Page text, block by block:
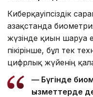
Киберқауіпсіздік
Қазақстанда
жүзінде қиын шаруа
пікірінше, бұл тек
цифрлық жүйенің
— Бүгінде
қызметтерде